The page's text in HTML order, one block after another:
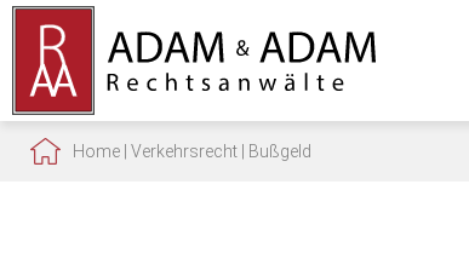
Home Verkehrsrecht Bußgeld